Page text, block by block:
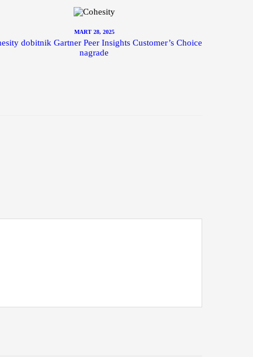
MART 28, 2025
dobitnik Gartner Peer Insights Customer’s Choice
nagrade